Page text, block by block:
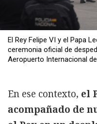
El Rey Felipe VI y el Papa
ceremonia oficial de
Aeropuerto Internacional
En ese contexto, el
acompañado de